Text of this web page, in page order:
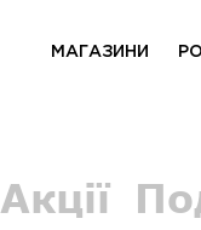
МАГАЗИНИ
Акції